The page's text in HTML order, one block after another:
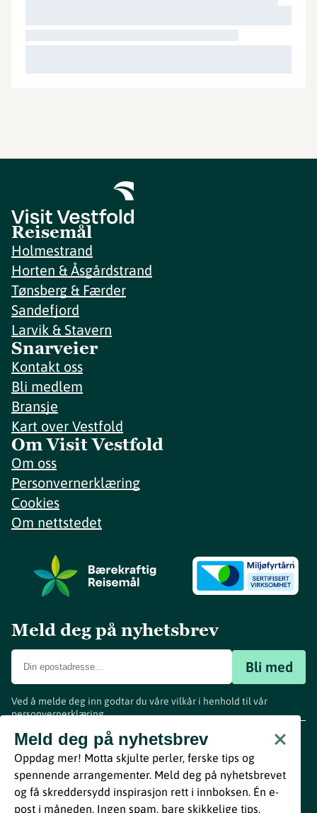
Reisemål
Holmestrand
Horten & Åsgårdstrand
Tønsberg & Færder
Sandefjord
Larvik & Stavern
Snarveier
Kontakt oss
Bli medlem
Bransje
Kart over Vestfold
Om Visit Vestfold
Om oss
Personvernerklæring
Cookies
Om nettstedet
Meld deg på nyhetsbrev
Bli med
Ved å melde deg inn godtar du våre vilkår i henhold til vår
personvernerklæring.
Meld deg på nyhetsbrev
Oppdag mer! Motta skjulte perler, ferske tips og
spennende arrangementer. Meld deg på nyhetsbrevet
og få skreddersydd inspirasjon rett i innboksen. Én e-
post i måneden. Ingen spam, bare skikkelige tips.
www.visitvestfold.com
Turistinformasjon
Vestfold Fylkeskommune
ByBreakfast